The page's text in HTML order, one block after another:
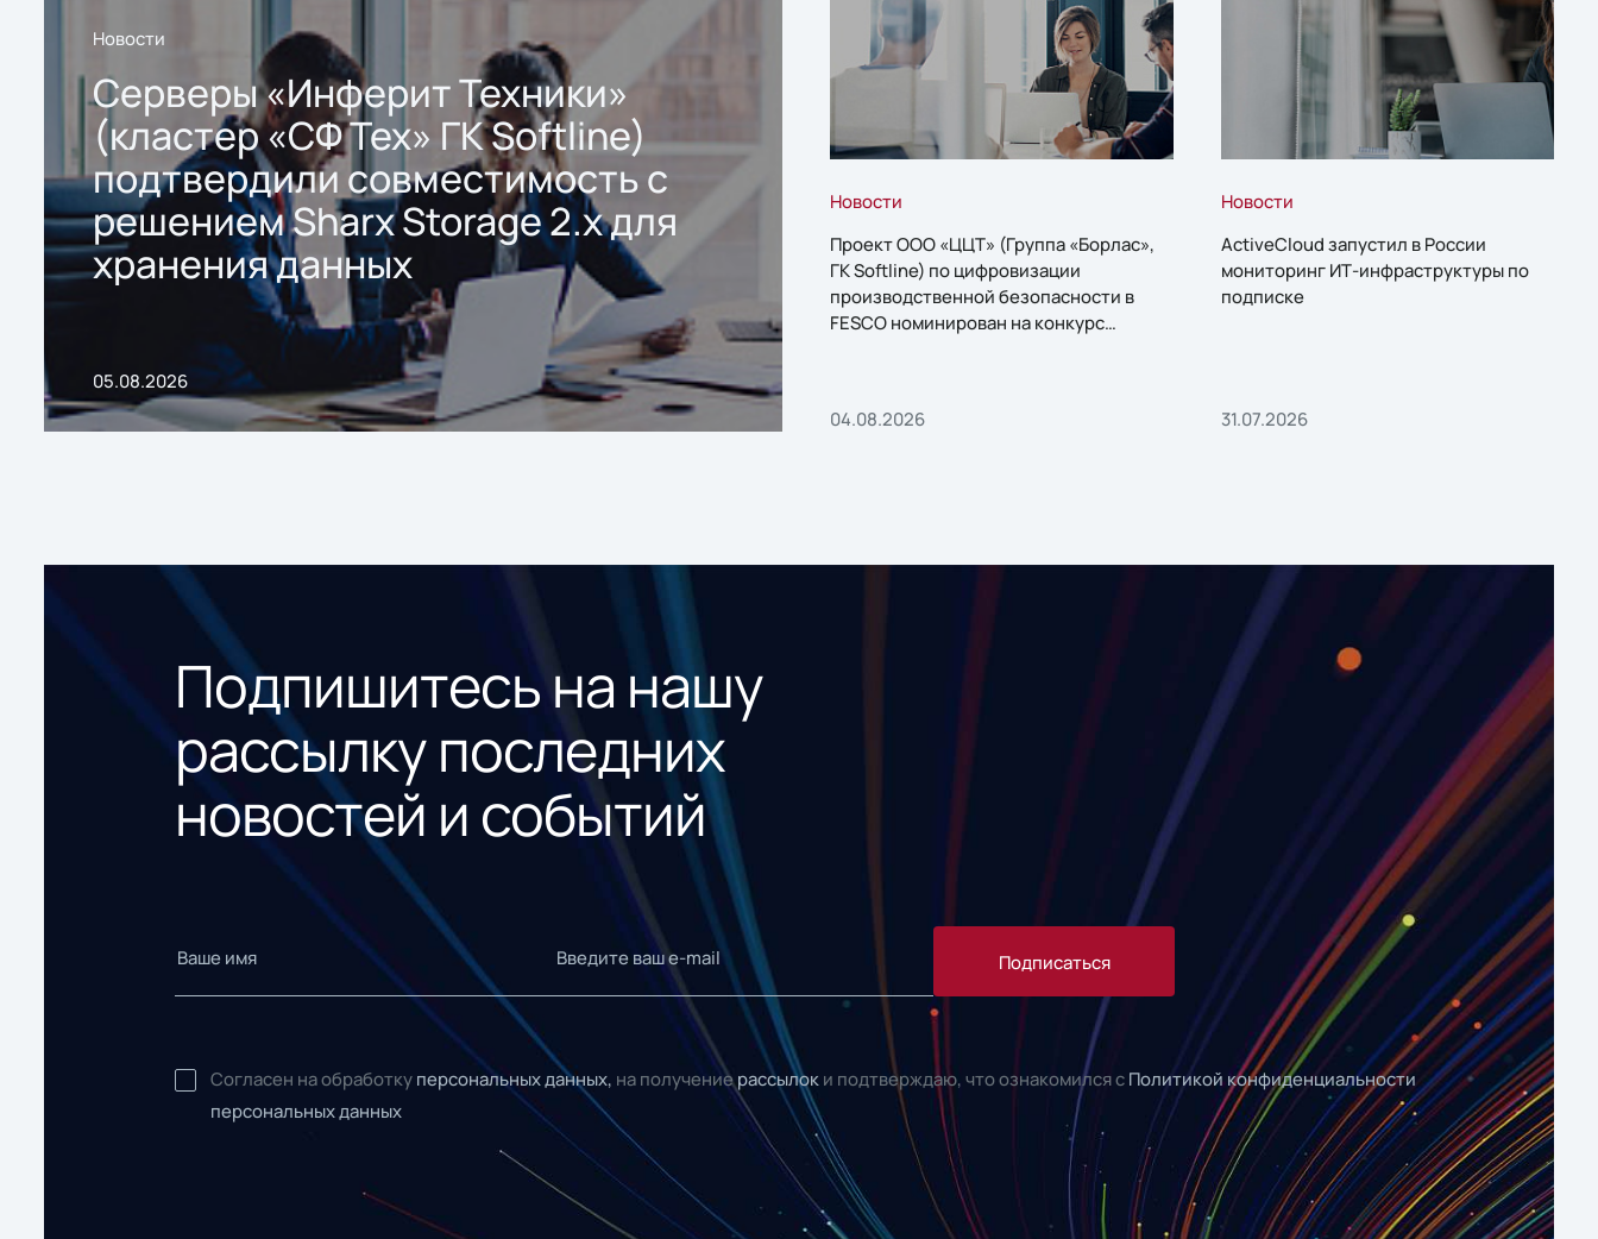
Новости
Серверы «Инферит Техники»
(кластер «СФ Тех» ГК Softline)
подтвердили совместимость с
решением Sharx Storage 2.x для
хранения данных
05.08.2026
Новости
Проект ООО «ЦЦТ» (Группа «Борлас»,
ГК Softline) по цифровизации
производственной безопасности в
FESCO номинирован на конкурс
04.08.2026
Новости
ActiveCloud запустил в России
мониторинг ИТ-инфраструктуры по
подписке
31.07.2026
Подпишитесь на нашу
рассылку последних
новостей и событий
Подписаться
Согласен на обработку персональных данных, на получениерассылок и подтверждаю, что ознакомился с Политикой конфиденциальности
персональных данных